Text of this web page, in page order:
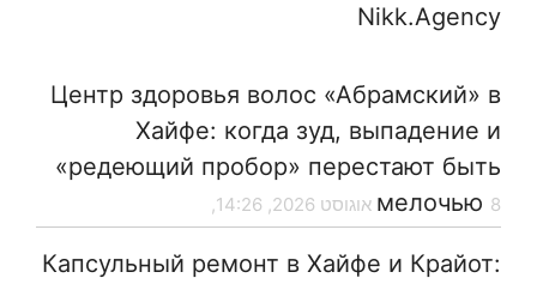
Nikk.Agency
Центр здоровья волос «Абрaмский» в
Хайфе: когда зуд, выпадение и
«редеющий пробор» перестают быть
мелочью 8 אוגוסט 2026, 14:26,
Капсульный ремонт в Хайфе и Крайот: